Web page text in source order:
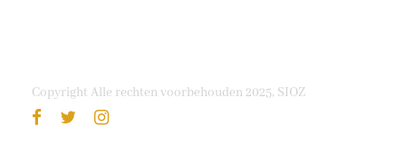
Copyright Alle rechten voorbehouden 2025, SIOZ